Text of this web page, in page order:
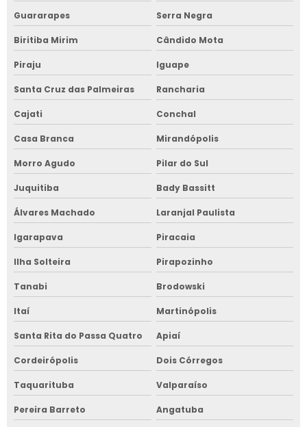
Guararapes Serra Negra
Biritiba Mirim Cândido Mota
Piraju Iguape
Santa Cruz das Palmeiras Rancharia
Cajati Conchal
Casa Branca Mirandópolis
Morro Agudo Pilar do Sul
Juquitiba Bady Bassitt
Álvares Machado Laranjal Paulista
Igarapava Piracaia
Ilha Solteira Pirapozinho
Tanabi Brodowski
Itaí Martinópolis
Santa Rita do Passa Quatro Apiaí
Cordeirópolis Dois Córregos
Taquarituba Valparaíso
Pereira Barreto Angatuba